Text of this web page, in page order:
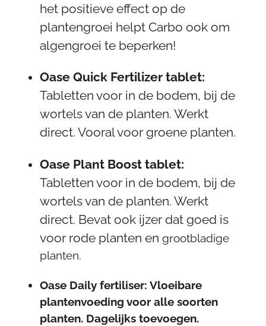
het positieve effect op de
plantengroei helpt Carbo ook om
algengroei te beperken!
Oase Quick Fertilizer tablet:
Tabletten voor in de bodem, bij de
wortels van de planten. Werkt
direct. Vooral voor groene planten.
Oase Plant Boost tablet:
Tabletten voor in de bodem, bij de
wortels van de planten. Werkt
direct. Bevat ook ijzer dat goed is
voor rode planten engrootbladige
planten.
Oase Daily fertiliser: Vloeibare
plantenvoeding voor alle soorten
planten. Dagelijks toevoegen.